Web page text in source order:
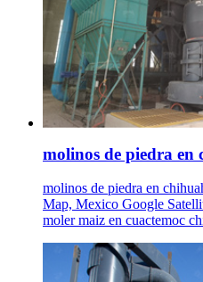
molinos de piedra en
molinos de piedra en
Map, Mexico Google
moler maiz en cuactemoc